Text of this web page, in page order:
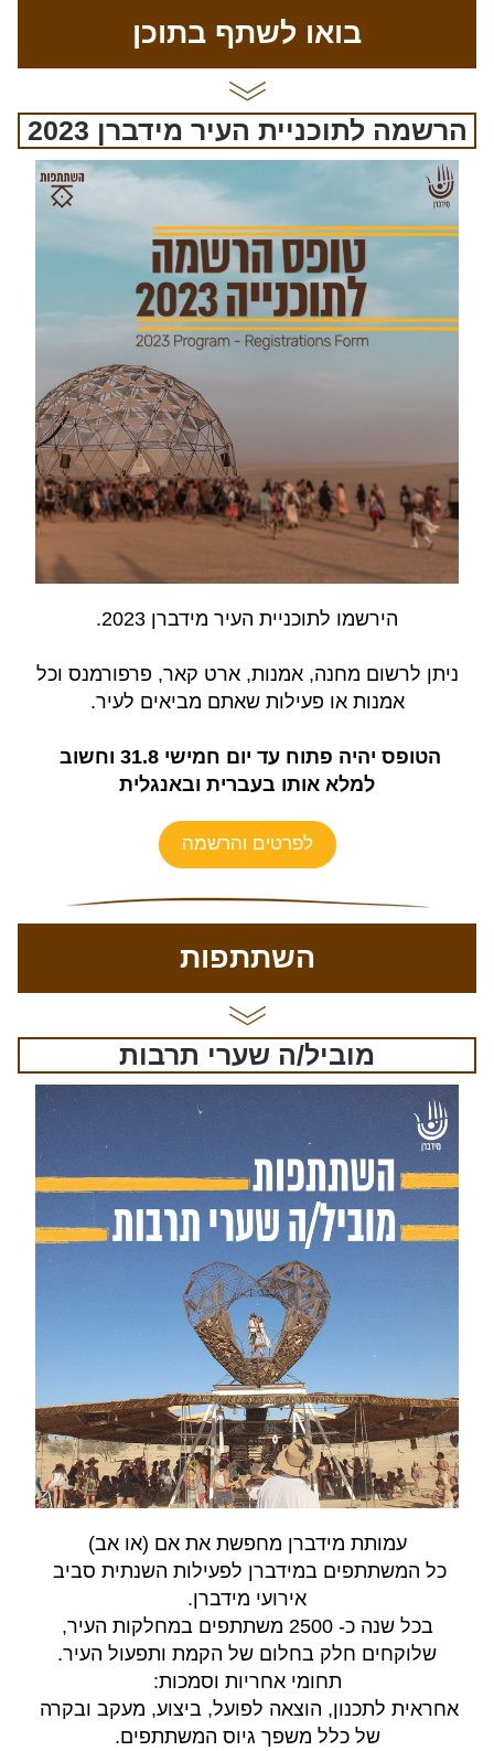
בואו לשתף בתוכן
הרשמה לתוכניית העיר מידברן 2023
הירשמו לתוכניית העיר מידברן 2023.
אמנות או פעילות שאתם מביאים לעיר.
למלא אותו בעברית ובאנגלית
לפרטים והרשמה
השתתפות
מוביל/ה שערי תרבות
עמותת מידברן מחפשת את אם (או אב)
אירועי מידברן.
בכל שנה כ- 2500 משתתפים במחלקות העיר,
שלוקחים חלק בחלום של הקמת ותפעול העיר.
תחומי אחריות וסמכות:
של כלל משפך גיוס המשתתפים.